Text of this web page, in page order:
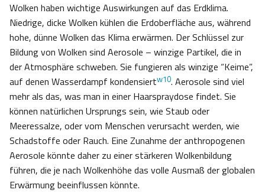
Wolken haben wichtige Auswirkungen auf das Erdklima.
Niedrige, dicke Wolken kühlen die Erdoberfläche aus, während
hohe, dünne Wolken das Klima erwärmen. Der Schlüssel zur
Bildung von Wolken sind Aerosole – winzige Partikel, die in
der Atmosphäre schweben. Sie fungieren als winzige “Keime”,
auf denen Wasserdampf kondensiertw10. Aerosole sind viel
mehr als das, was man in einer Haarspraydose findet. Sie
können natürlichen Ursprungs sein, wie Staub oder
Meeressalze, oder vom Menschen verursacht werden, wie
Schadstoffe oder Rauch. Eine Zunahme der anthropogenen
Aerosole könnte daher zu einer stärkeren Wolkenbildung
führen, die je nach Wolkenhöhe das volle Ausmaß der globalen
Erwärmung beeinflussen könnte.